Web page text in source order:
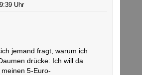
Uhr
jemand fragt, warum ich
drücke: Ich will da
5-Euro-